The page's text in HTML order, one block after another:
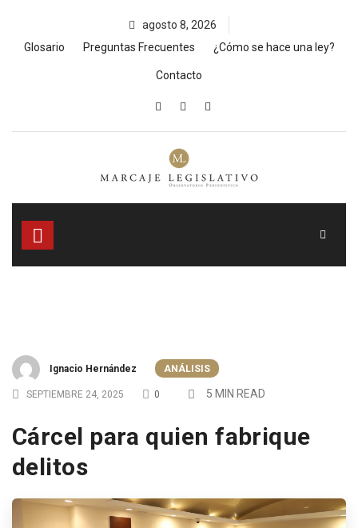
content
agosto 8, 2026
Glosario
Preguntas Frecuentes ¿Cómo se hace una ley?
Contacto
Ignacio Hernández ANÁLISIS
SEPTIEMBRE 24, 2025 0 5 MIN READ
Cárcel para quien fabrique
delitos